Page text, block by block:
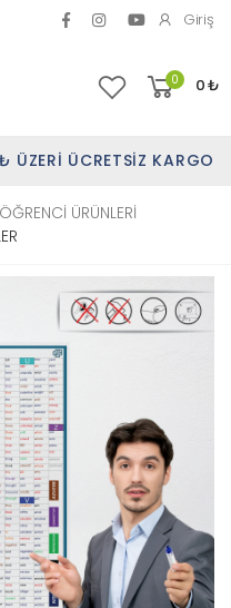
Giriş
0 0₺
ÜZERI ÜCRETSIZ KARGO
ÖĞRENCİ ÜRÜNLERİ